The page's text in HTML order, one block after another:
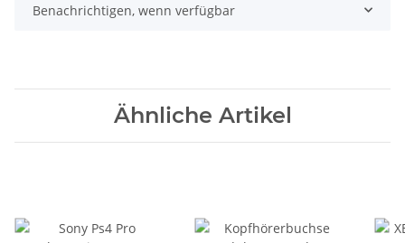
Benachrichtigen, wenn verfügbar
Ähnliche Artikel